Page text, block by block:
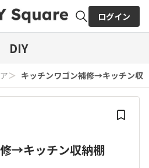
検索
ログイン
DIY
＞ キッチンワゴン補修→キッチン収
→キッチン収納棚